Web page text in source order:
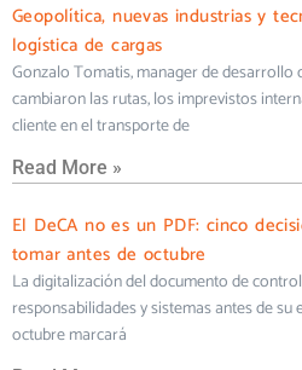
Geopolítica, nuevas industrias y
logística de cargas
Gonzalo Tomatis, manager de desarrollo
cambiaron las rutas, los imprevistos
cliente en el transporte de
Read More »
El DeCA no es un PDF: cinco
tomar antes de octubre
La digitalización del documento de
responsabilidades y sistemas antes de
octubre marcará